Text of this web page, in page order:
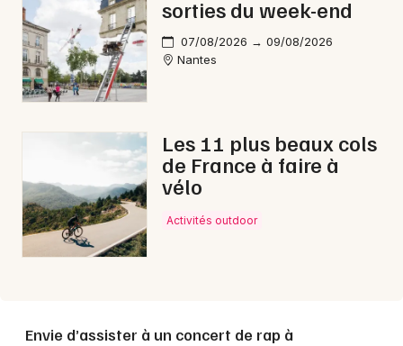
44 - Loire-Atlantique
Choisir mes départements
Mon email
Je m'abonne
sorties du week-end
07/08/2026 → 09/08/2026
Nantes
Les 11 plus beaux cols
de France à faire à
vélo
Activités outdoor
Envie d’assister à un concert de rap à